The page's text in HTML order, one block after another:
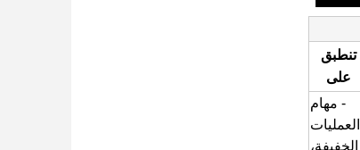
تنطبق
على
- مهام
العمليات
الخفيفة،